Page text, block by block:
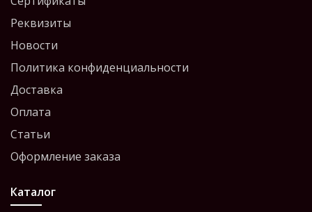
Реквизиты
Новости
Политика конфиденциальности
Доставка
Оплата
Статьи
Оформление заказа
Каталог